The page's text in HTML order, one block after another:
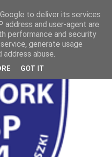
to deliver its services
address and user-agent are
performance and security
generate usage
abuse.
GOT IT